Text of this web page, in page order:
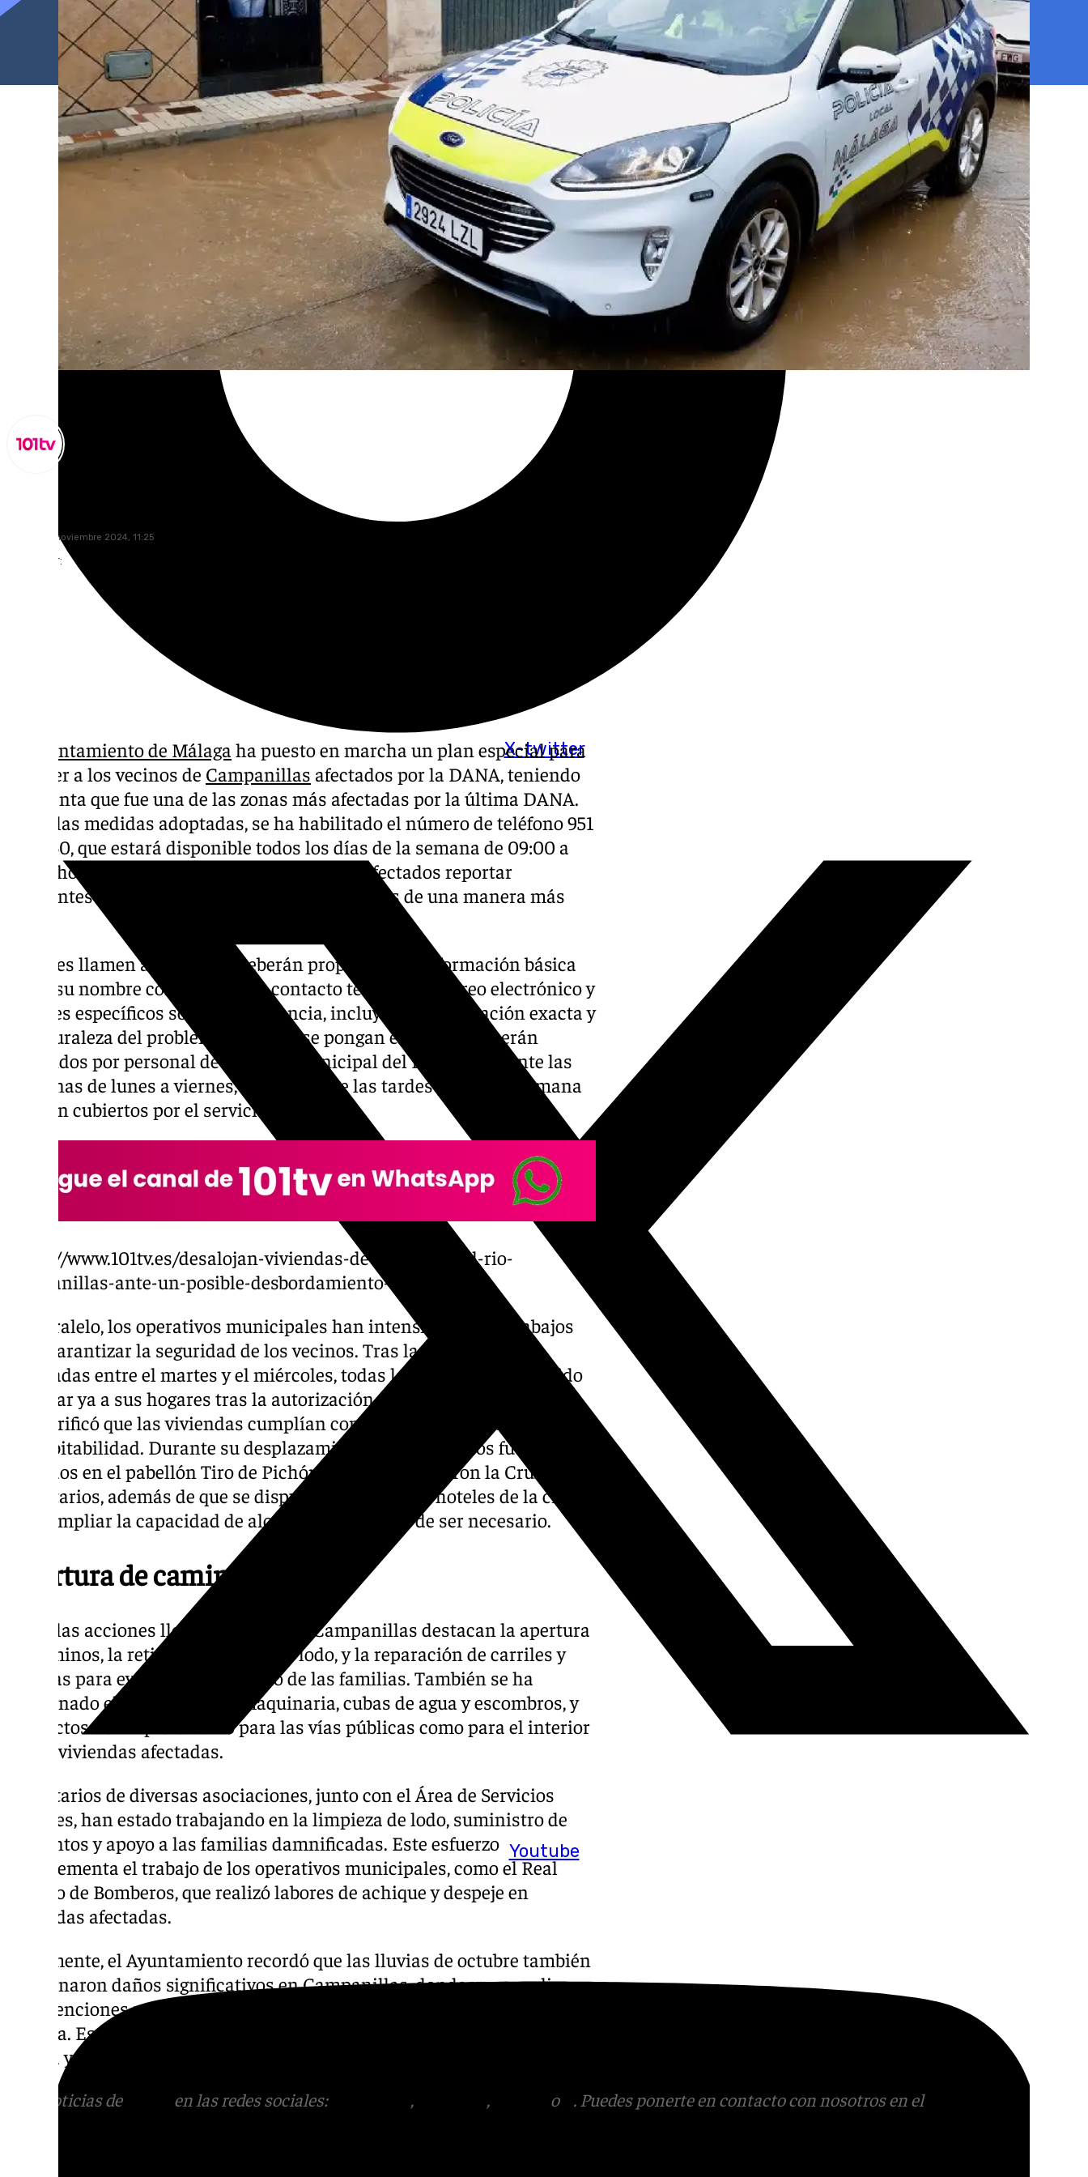
X-twitter
Youtube
sábado, 16 noviembre 2024, 11:25
Compartir:
Ayuntamiento de Málaga ha puesto en marcha un plan especial para
atender a los vecinos de Campanillas afectados por la DANA, teniendo
en cuenta que fue una de las zonas más afectadas por la última DANA.
Entre las medidas adoptadas, se ha habilitado el número de teléfono 951
926 260, que estará disponible todos los días de la semana de 09:00 a
22:00 horas para permitir a los ciudadanos afectados reportar
incidentes relacionados con las lluvias intensas de una manera más
Quienes llamen a esta línea deberán proporcionar información básica
como su nombre completo, DNI, contacto telefónico, correo electrónico y
detalles específicos sobre la incidencia, incluyendo la ubicación exacta y
la naturaleza del problema. Una vez se pongan en contacto, serán
atendidos por personal de la Junta Municipal del Distrito durante las
mañanas de lunes a viernes, mientras que las tardes y fines de semana
estarán cubiertos por el servicio 010.
https://www.101tv.es/desalojan-viviendas-de-la-ribera-del-rio-
campanillas-ante-un-posible-desbordamiento-del-rio/
En paralelo, los operativos municipales han intensificado los trabajos
para garantizar la seguridad de los vecinos. Tras las evacuaciones
realizadas entre el martes y el miércoles, todas las familias han podido
regresar ya a sus hogares tras la autorización de la Junta de Andalucía,
que verificó que las viviendas cumplían con las condiciones necesarias
de habitabilidad. Durante su desplazamiento, los evacuados fueron
acogidos en el pabellón Tiro de Pichón, donde colaboraron la Cruz Roja y
voluntarios, además de que se dispusieron plazas en hoteles de la ciudad
para ampliar la capacidad de alojamiento en caso de ser necesario.
Apertura de caminos
Entre las acciones llevadas a cabo en Campanillas destacan la apertura
de caminos, la retirada de piedras y lodo, y la reparación de carriles y
cunetas para evitar el aislamiento de las familias. También se ha
coordinado el suministro de maquinaria, cubas de agua y escombros, y
productos de limpieza tanto para las vías públicas como para el interior
de las viviendas afectadas.
Voluntarios de diversas asociaciones, junto con el Área de Servicios
Sociales, han estado trabajando en la limpieza de lodo, suministro de
alimentos y apoyo a las familias damnificadas. Este esfuerzo
complementa el trabajo de los operativos municipales, como el Real
Cuerpo de Bomberos, que realizó labores de achique y despeje en
viviendas afectadas.
Finalmente, el Ayuntamiento recordó que las lluvias de octubre también
ocasionaron daños significativos en Campanillas, donde ya se realizaron
intervenciones para rehabilitar caminos como Los Arias, El Bollo y Santa
Águeda. Estas experiencias previas han permitido una respuesta más
rápida y efectiva frente a la reciente emergencia causada por la DANA.
Más noticias de en las redes sociales: , , o
. Puedes ponerte en contacto con nosotros en el